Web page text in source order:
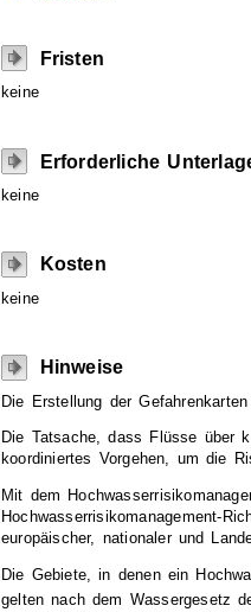
Fristen
keine
Erforderliche
keine
Kosten
keine
Hinweise
Die Erstellung der
Die Tatsache, dass Flüsse über
koordiniertes Vorgehen, um die
Mit dem
Hochwasserrisikomanagement-
europäischer, nationaler und
Die Gebiete, in denen ein
gelten nach dem Wassergesetz